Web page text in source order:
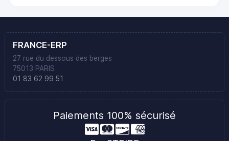
FRANCE-ERP
27 rue du dessous des berges
75013 PARIS
01 83 62 99 51
Paiements 100% sécurisé